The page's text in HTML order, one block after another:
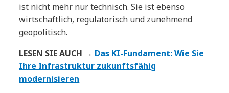
ist nicht mehr nur technisch. Sie ist ebenso
wirtschaftlich, regulatorisch und zunehmend
geopolitisch.
LESEN SIE AUCH → Das KI-Fundament: Wie Sie
Ihre Infrastruktur zukunftsfähig
modernisieren